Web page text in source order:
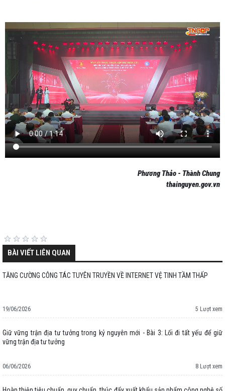
Phương Thảo - Thành Chung
thainguyen.gov.vn
BÀI VIẾT LIÊN QUAN
TĂNG CƯỜNG CÔNG TÁC TUYÊN TRUYỀN VỀ INTERNET VỆ TINH TẦM THẤP
19/06/2026 5 Lượt xem
Giữ vững trận địa tư tưởng trong kỷ nguyên mới - Bài 3: Lối đi tất yếu để giữ
vững trận địa tư tưởng
06/06/2026 8 Lượt xem